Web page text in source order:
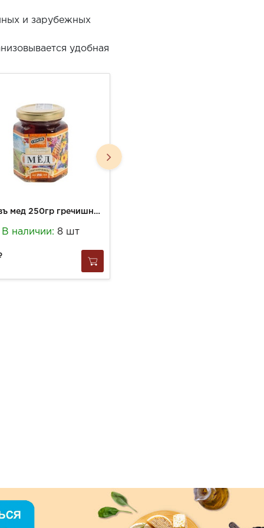
и зарубежных
удобная
Стоевъ мед 250гр гречишный ст/б
В наличии: 8 шт